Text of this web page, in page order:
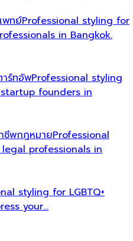
พทย์Professional styling for
in Bangkok.
าร์ทอัพProfessional styling
founders in
ชีพกฎหมายProfessional
professionals in
styling for LGBTQ+
your…